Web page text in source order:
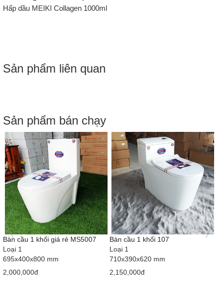
Hấp dầu MEIKI Collagen 1000ml
Sản phẩm liên quan
Sản phẩm bán chạy
Bàn cầu 1 khối giá rẻ MS5007
Loại 1
695x400x800 mm
2,000,000đ
Bàn cầu 1 khối 107
Loại 1
710x390x620 mm
2,150,000đ